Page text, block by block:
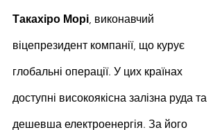
Такахіро Морі, виконавчий
віцепрезидент компанії, що курує
глобальні операції. У цих країнах
доступні високоякісна залізна руда та
дешевша електроенергія. За його